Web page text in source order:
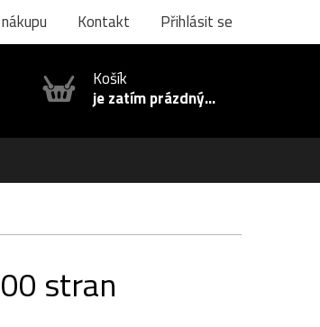
Kontakt Přihlásit se
Košík
je zatím prázdný...
stran